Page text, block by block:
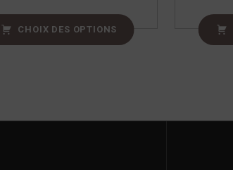
CHOIX DES OPTIONS